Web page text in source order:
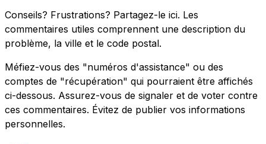
Conseils? Frustrations? Partagez-le ici. Les
commentaires utiles comprennent une description du
problème, la ville et le code postal.
Méfiez-vous des "numéros d'assistance" ou des
comptes de "récupération" qui pourraient être affichés
ci-dessous. Assurez-vous de signaler et de voter contre
ces commentaires. Évitez de publier vos informations
personnelles.